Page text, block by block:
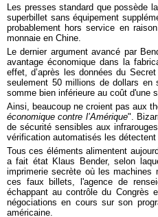
Les presses standard que possède
superbillet sans équipement
probablement hors service en
monnaie en Chine.
Le dernier argument avancé par
avantage économique dans la
effet, d’après les données du
seulement 50 millions de dollars
somme bien inférieure au coût d'une
Ainsi, beaucoup ne croient pas aux
économique contre l’Amérique".
de sécurité sensibles aux
vérification automatisés les
Tous ces éléments alimentent
a fait état Klaus Bender, selon
imprimerie secrète où les
ces faux billets, l'agence de
échappant au contrôle du Congrès
négociations en cours sur son
américaine.